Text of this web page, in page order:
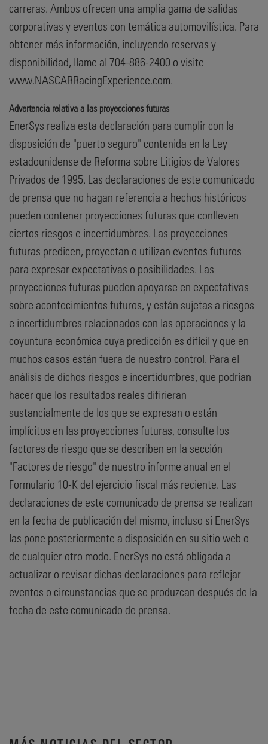
carreras. Ambos ofrecen una amplia gama de salidas
corporativas y eventos con temática automovilística. Para
obtener más información, incluyendo reservas y
disponibilidad, llame al 704-886-2400 o visite
www.NASCARRacingExperience.com.
Advertencia relativa a las proyecciones futuras
EnerSys realiza esta declaración para cumplir con la
disposición de "puerto seguro" contenida en la Ley
estadounidense de Reforma sobre Litigios de Valores
Privados de 1995. Las declaraciones de este comunicado
de prensa que no hagan referencia a hechos históricos
pueden contener proyecciones futuras que conlleven
ciertos riesgos e incertidumbres. Las proyecciones
futuras predicen, proyectan o utilizan eventos futuros
para expresar expectativas o posibilidades. Las
proyecciones futuras pueden apoyarse en expectativas
sobre acontecimientos futuros, y están sujetas a riesgos
e incertidumbres relacionados con las operaciones y la
coyuntura económica cuya predicción es difícil y que en
muchos casos están fuera de nuestro control. Para el
análisis de dichos riesgos e incertidumbres, que podrían
hacer que los resultados reales difirieran
sustancialmente de los que se expresan o están
implícitos en las proyecciones futuras, consulte los
factores de riesgo que se describen en la sección
"Factores de riesgo" de nuestro informe anual en el
Formulario 10-K del ejercicio fiscal más reciente. Las
declaraciones de este comunicado de prensa se realizan
en la fecha de publicación del mismo, incluso si EnerSys
las pone posteriormente a disposición en su sitio web o
de cualquier otro modo. EnerSys no está obligada a
actualizar o revisar dichas declaraciones para reflejar
eventos o circunstancias que se produzcan después de la
fecha de este comunicado de prensa.